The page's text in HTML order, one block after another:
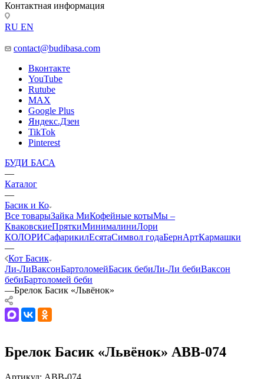
Контактная информация
RU EN
contact@budibasa.com
Вконтакте
YouTube
Rutube
MAX
Google Plus
Яндекс.Дзен
TikTok
Pinterest
БУДИ БАСА
—
Каталог
—
Басик и Ко
Все товарыЗайка МиКофейные котыМы –
КваковскиеПряткиМинималиниЛори
КОЛОРИСафарикилЕсятаСимвол годаБернАртКармашки
—
Кот Басик
Ли-ЛиВаксонБартоломейБасик бебиЛи-Ли бебиВаксон
бебиБартоломей беби
—Брелок Басик «Львёнок»
Брелок Басик «Львёнок» ABB-074
Артикул: ABB-074